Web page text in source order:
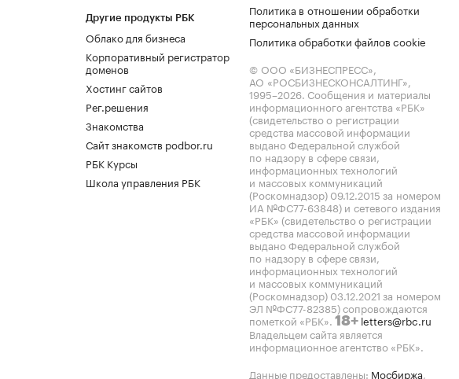
Другие продукты РБК
Облако для бизнеса
Корпоративный регистратор
доменов
Хостинг сайтов
Рег.решения
Знакомства
Сайт знакомств podbor.ru
РБК Курсы
Школа управления РБК
Политика в отношении обработки
персональных данных
Политика обработки файлов cookie
© ООО «БИЗНЕСПРЕСС»,
АО «РОСБИЗНЕСКОНСАЛТИНГ»,
1995–2026. Сообщения и материалы
информационного агентства «РБК»
(свидетельство о регистрации
средства массовой информации
выдано Федеральной службой
по надзору в сфере связи,
информационных технологий
и массовых коммуникаций
(Роскомнадзор) 09.12.2015 за номером
ИА №ФС77-63848) и сетевого издания
«РБК» (свидетельство о регистрации
средства массовой информации
выдано Федеральной службой
по надзору в сфере связи,
информационных технологий
и массовых коммуникаций
(Роскомнадзор) 03.12.2021 за номером
ЭЛ №ФС77-82385) сопровождаются
пометкой «РБК». 18+ letters@rbc.ru
Владельцем сайта является
информационное агентство «РБК».
Данные предоставлены: Мосбиржа,